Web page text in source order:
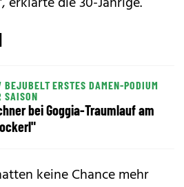
BEJUBELT ERSTES DAMEN-PODIUM
SAISON
bei Goggia-Traumlauf am
keine Chance mehr